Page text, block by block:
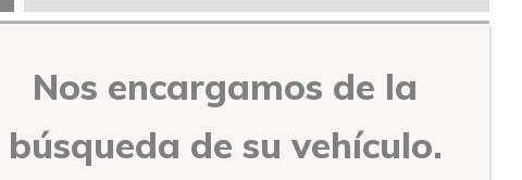
Nos encargamos de la
búsqueda de su vehículo.